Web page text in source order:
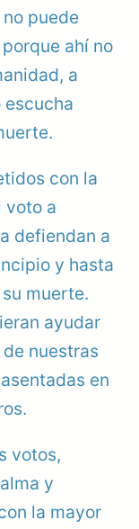
puede
ahí no
a
escucha
con la
voto a
defiendan a
y hasta
muerte.
ayudar
nuestras
en
votos,
y
la mayor